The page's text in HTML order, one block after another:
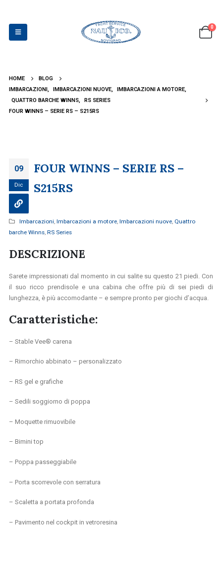
0
HOME
BLOG
IMBARCAZIONI, IMBARCAZIONI NUOVE, IMBARCAZIONI A MOTORE,
QUATTRO BARCHE WINNS,
RS SERIES
FOUR WINNS – SERIE RS – S215RS
09
Dic
FOUR WINNS – SERIE RS –
S215RS
Imbarcazioni, Imbarcazioni a motore, Imbarcazioni nuove, Quattro
barche Winns, RS Series
DESCRIZIONE
Sarete impressionati dal momento in cui salite su questo 21 piedi. Con
il suo ricco prendisole e una cabina che offre più di sei piedi di
lunghezza, è più accomodante – e sempre pronto per giochi d’acqua.
Caratteristiche:
– Stable Vee® carena
– Rimorchio abbinato – personalizzato
– RS gel e grafiche
– Sedili soggiorno di poppa
– Moquette rimuovibile
– Bimini top
– Poppa passeggiabile
– Porta scorrevole con serratura
– Scaletta a portata profonda
– Pavimento nel cockpit in vetroresina